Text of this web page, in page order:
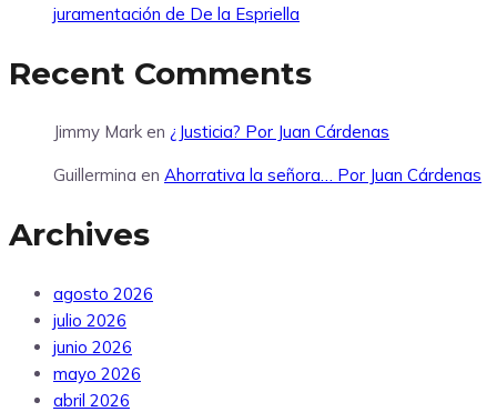
juramentación de De la Espriella
Recent Comments
Jimmy Mark en ¿Justicia? Por Juan Cárdenas
Guillermina en Ahorrativa la señora… Por Juan Cárdenas
Archives
agosto 2026
julio 2026
junio 2026
mayo 2026
abril 2026